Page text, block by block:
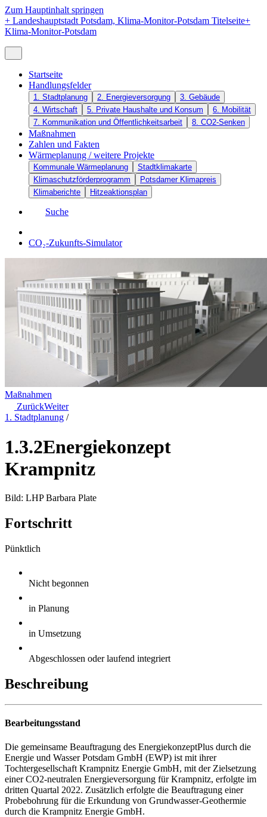
Zum Hauptinhalt springen
+ Landeshauptstadt Potsdam, Klima-Monitor-Potsdam Titelseite+
Klima-Monitor-Potsdam
Startseite
Handlungsfelder
1. Stadtplanung 2. Energieversorgung
3. Gebäude
4. Wirtschaft
5. Private Haushalte und Konsum
6. Mobilität
7. Kommunikation und Öffentlichkeitsarbeit
8. CO2-Senken
Maßnahmen
Zahlen und Fakten
Wärmeplanung / weitere Projekte
Kommunale Wärmeplanung
Stadtklimakarte
Klimaschutzförderprogramm
Potsdamer Klimapreis
Klimaberichte
Hitzeaktionsplan
Suche
CO₂-Zukunfts-Simulator
Maßnahmen
ZurückWeiter
1. Stadtplanung /
1.3.2Energiekonzept
Krampnitz
Bild: LHP Barbara Plate
Fortschritt
Pünktlich
Nicht begonnen
in Planung
in Umsetzung
Abgeschlossen oder laufend integriert
Beschreibung
Bearbeitungsstand
Die gemeinsame Beauftragung des EnergiekonzeptPlus durch die
Energie und Wasser Potsdam GmbH (EWP) ist mit ihrer
Tochtergesellschaft Krampnitz Energie GmbH, mit der Zielsetzung
einer CO2-neutralen Energieversorgung für Krampnitz, erfolgte im
dritten Quartal 2022. Zusätzlich erfolgte die Beauftragung einer
Probebohrung für die Erkundung von Grundwasser-Geothermie
durch die Krampnitz Energie GmbH.